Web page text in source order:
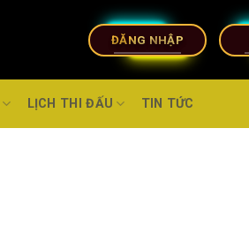
ĐĂNG NHẬP
LỊCH THI ĐẤU TIN TỨC